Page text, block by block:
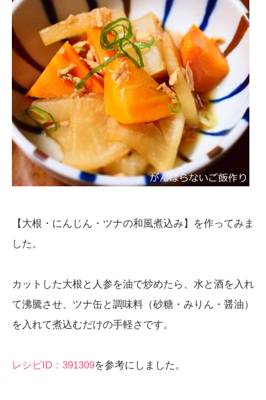
【大根・にんじん・ツナの和風煮込み】を作ってみま
した。
カットした大根と人参を油で炒めたら、水と酒を入れ
て沸騰させ、ツナ缶と調味料（砂糖・みりん・醤油）
を入れて煮込むだけの手軽さです。
レシピID：391309を参考にしました。